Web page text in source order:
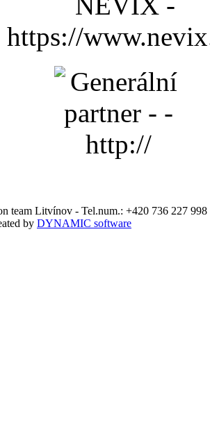
team Litvínov - Tel.num.: +420 736 227
by DYNAMIC software